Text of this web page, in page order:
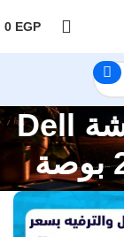
0 EGP
Tag Archives: شاشة Dell